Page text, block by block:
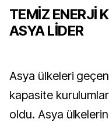
TEMİZ ENERJİ
ASYA LİDER
Asya ülkeleri
kapasite
oldu. Asya